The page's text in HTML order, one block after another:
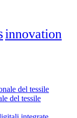
innovation
del tessile